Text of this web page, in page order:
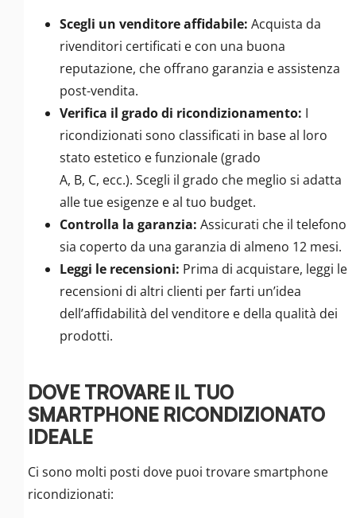
Scegli un venditore affidabile: Acquista da
rivenditori certificati e con una buona
reputazione, che offrano garanzia e assistenza
post-vendita.
Verifica il grado di ricondizionamento: I
ricondizionati sono classificati in base al loro
stato estetico e funzionale (grado
A, B, C, ecc.). Scegli il grado che meglio si adatta
alle tue esigenze e al tuo budget.
Controlla la garanzia: Assicurati che il telefono
sia coperto da una garanzia di almeno 12 mesi.
Leggi le recensioni: Prima di acquistare, leggi le
recensioni di altri clienti per farti un’idea
dell’affidabilità del venditore e della qualità dei
prodotti.
DOVE TROVARE IL TUO
SMARTPHONE RICONDIZIONATO
IDEALE
Ci sono molti posti dove puoi trovare smartphone
ricondizionati: